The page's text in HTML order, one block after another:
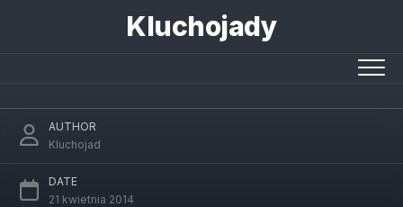
Kluchojady
AUTHOR
Kluchojad
DATE
21 kwietnia 2014